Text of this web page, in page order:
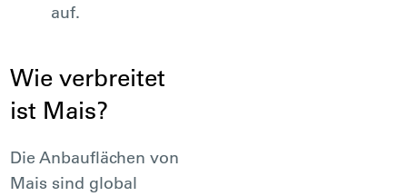
auf.
Wie verbreitet
ist Mais?
Die Anbauflächen von
Mais sind global